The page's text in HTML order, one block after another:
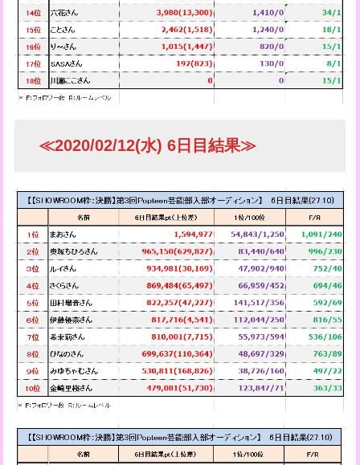
≪2020/02/12(水) 6日目結果≫